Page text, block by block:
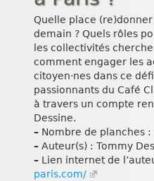
Quelle place
demain ? Quels rôles
les collectivités
comment engager les
citoyen·nes dans ce
passionnants du Café
à travers un compte
Dessine.
– Nombre de planches :
– Auteur(s) : Tommy
– Lien internet de
paris.com/